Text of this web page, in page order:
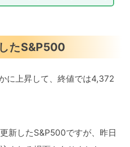
たS&P500
に上昇して、終値では4,372
新したS&P500ですが、昨日